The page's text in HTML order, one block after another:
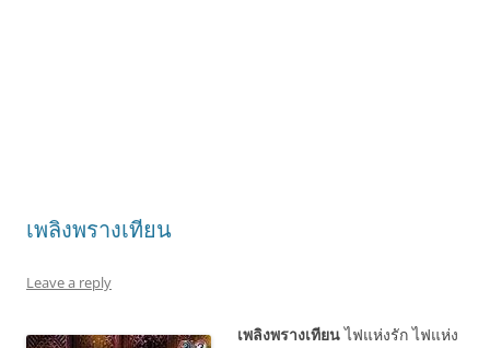
เพลิงพรางเทียน
Leave a reply
เพลิงพรางเทียนไฟแห่งรัก ไฟแห่ง